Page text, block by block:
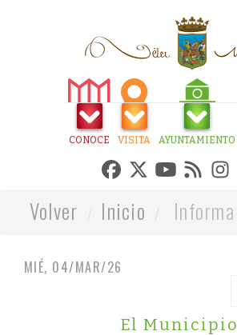
CONOCE VISITA AYUNTAMIENTO
Volver Inicio Informa
MIÉ, 04/MAR/26
El Municipio